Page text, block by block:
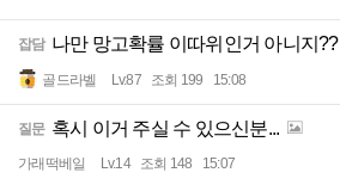
잡담 나만 망고확률 이따위인거 아니지??
골드라벨 Lv.87 조회 199 15:08
질문 혹시 이거 주실 수 있으신분...
가래떡베일 Lv.14 조회 148 15:07